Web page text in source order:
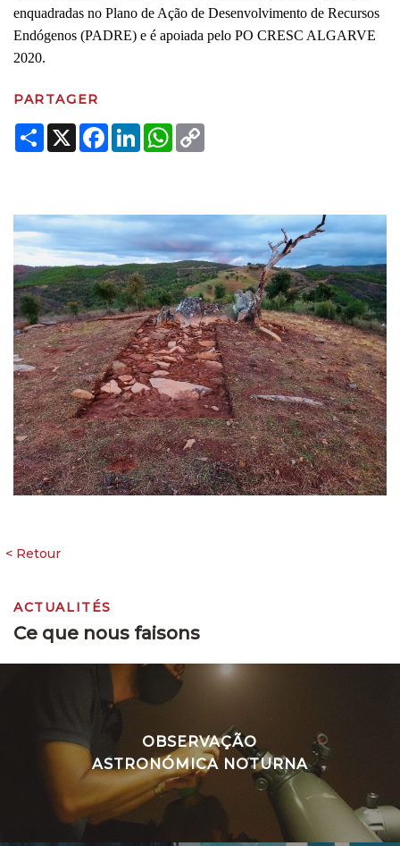
enquadradas no Plano de Ação de Desenvolvimento de Recursos
Endógenos (PADRE) e é apoiada pelo PO CRESC ALGARVE
2020.
PARTAGER
Share
X Facebook
LinkedInWhatsApp
ACTUALITÉS
Ce que nous faisons
OBSERVAÇÃO
ASTRONÓMICA NOTURNA